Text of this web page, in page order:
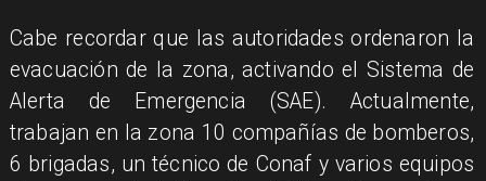
Cabe recordar que las autoridades ordenaron la
evacuación de la zona, activando el Sistema de
Alerta de Emergencia (SAE). Actualmente,
trabajan en la zona 10 compañías de bomberos,
6 brigadas, un técnico de Conaf y varios equipos